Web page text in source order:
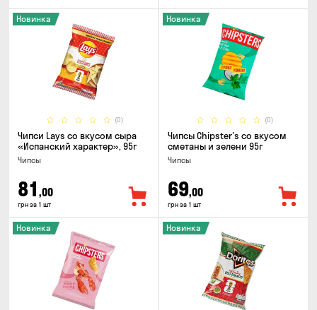
(0)
Новинка
Чипси Lays со вкусом сыра
«Испанский характер», 95г
Чипсы
81 ,00
грн за 1 шт
(0)
Новинка
Чипсы Chipster's со вкусом
сметаны и зелени 95г
Чипсы
69,00
грн за 1 шт
Новинка Новинка